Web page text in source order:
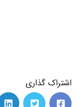
اشتراک گذاری